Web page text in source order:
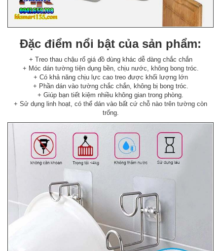
Đặc điểm nổi bật của sản phẩm:
+ Treo thau chậu rổ giá đồ dùng khác dễ dàng chắc chắn
+ Móc dán tường tiện dụng bền, chịu nước, không bong tróc.
+ Có khả năng chịu lực cao treo được khối lượng lớn
+ Phần dán vào tường chắc chắn, không bị bong tróc.
+ Giúp bạn tiết kiệm nhiều không gian trong phòng.
+ Sử dụng linh hoạt, có thể dán vào bất cứ chỗ nào trên tường còn
trống.